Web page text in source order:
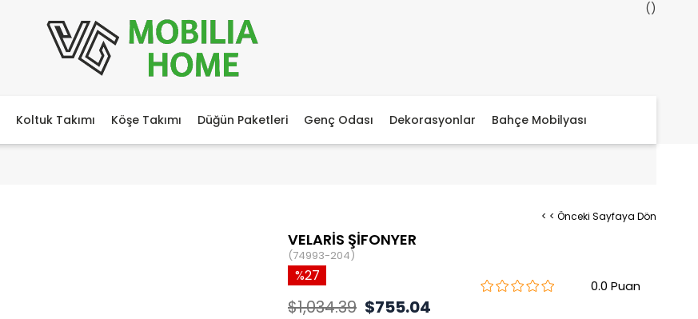
Koltuk Takımı Köşe Takımı Düğün Paketleri Genç Odası Dekorasyonlar Bahçe Mobilyası
< < Önceki Sayfaya Dön
VELARİS ŞİFONYER
(74993-204)
0.0
27
$1,034.39 $755.04